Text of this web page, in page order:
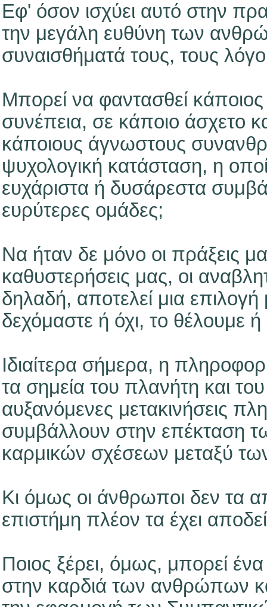
Εφ' όσον ισχύει αυτό στην
την μεγάλη ευθύνη των
συναισθήματά τους, τους
Μπορεί να φαντασθεί
συνέπεια, σε κάποιο άσχετο
κάποιους άγνωστους
ψυχολογική κατάσταση, η
ευχάριστα ή δυσάρεστα
ευρύτερες ομάδες;
Να ήταν δε μόνο οι πράξεις
καθυστερήσεις μας, οι
δηλαδή, αποτελεί μια
δεχόμαστε ή όχι, το θέλουμε ή
Ιδιαίτερα σήμερα, η
τα σημεία του πλανήτη και
αυξανόμενες μετακινήσεις
συμβάλλουν στην επέκταση
καρμικών σχέσεων μεταξύ
Κι όμως οι άνθρωποι δεν τα
επιστήμη πλέον τα έχει
Ποιος ξέρει, όμως, μπορεί
στην καρδιά των ανθρώπων